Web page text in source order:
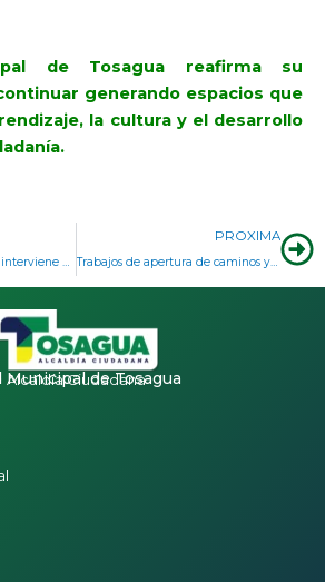
de Tosagua reafirma su
generando espacios que
la cultura y el desarrollo
Maquinaria municipal interviene vías de la comunidad Los Micos
PROXIMA
Trabajos de apertura de caminos y adecuación de espacios comunitarios benefician a sectores rurales de Tosagua
Municipal de Tosagua
Alcaldía Ciudadana